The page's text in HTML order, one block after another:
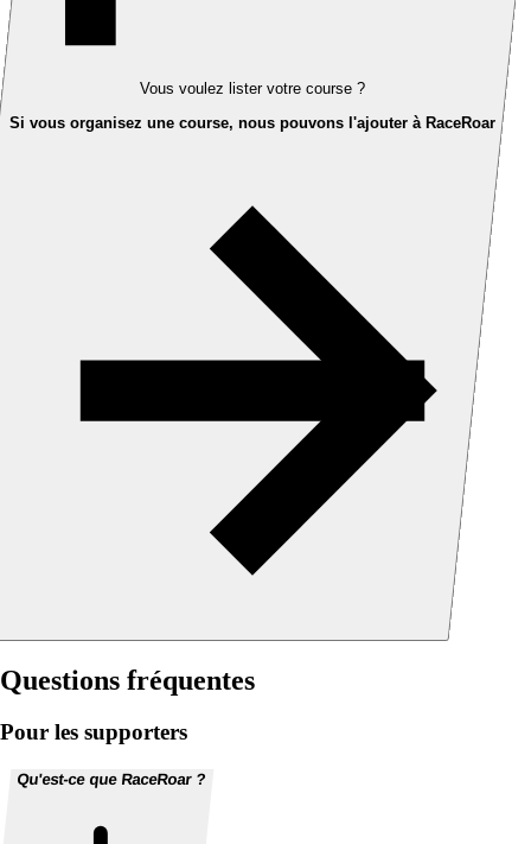
Vous voulez lister votre course ?
Si vous organisez une course, nous pouvons l'ajouter à RaceRoar
Questions fréquentes
Pour les supporters
Qu'est-ce que RaceRoar ?